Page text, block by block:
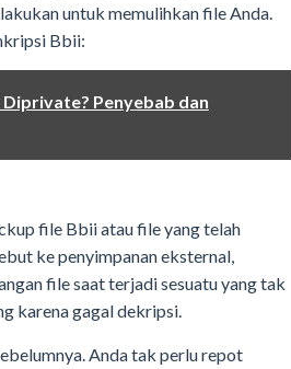
untuk memulihkan file Anda.
Bbii:
Penyebab dan
file Bbii atau file yang telah
ke penyimpanan eksternal,
file saat terjadi sesuatu yang tak
karena gagal dekripsi.
Anda tak perlu repot